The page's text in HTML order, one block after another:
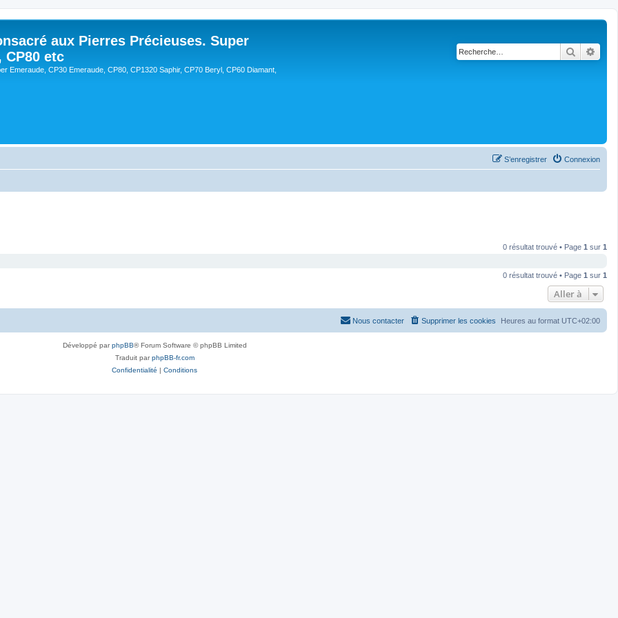
aux Pierres Précieuses. Super
CP80 etc
Emeraude, CP30 Emeraude, CP80, CP1320 Saphir, CP70 Beryl, CP60 Diamant,
Connexion
S’enregistrer
0 résultat trouvé • Page 1 sur 1
0 résultat trouvé • Page 1 sur 1
Aller à
Heures au format UTC+02:00
Supprimer les cookies
Nous contacter
Développé parphpBB® Forum Software © phpBB Limited
Traduit parphpBB-fr.com
Confidentialité | Conditions